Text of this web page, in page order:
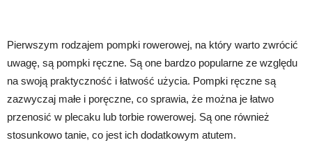
Pierwszym rodzajem pompki rowerowej, na który warto zwrócić
uwagę, są pompki ręczne. Są one bardzo popularne ze względu
na swoją praktyczność i łatwość użycia. Pompki ręczne są
zazwyczaj małe i poręczne, co sprawia, że można je łatwo
przenosić w plecaku lub torbie rowerowej. Są one również
stosunkowo tanie, co jest ich dodatkowym atutem.